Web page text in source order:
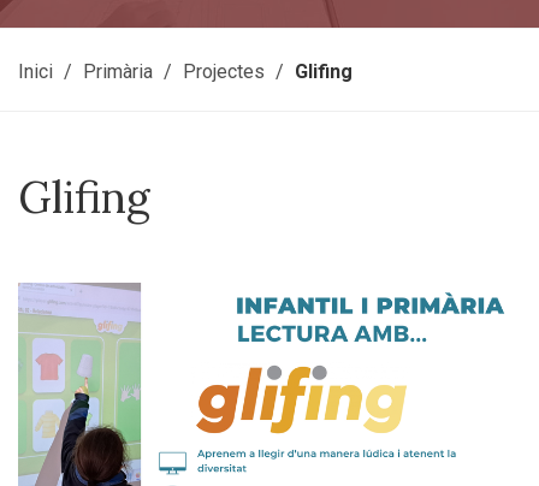
Inici Primària Projectes Glifing
Glifing